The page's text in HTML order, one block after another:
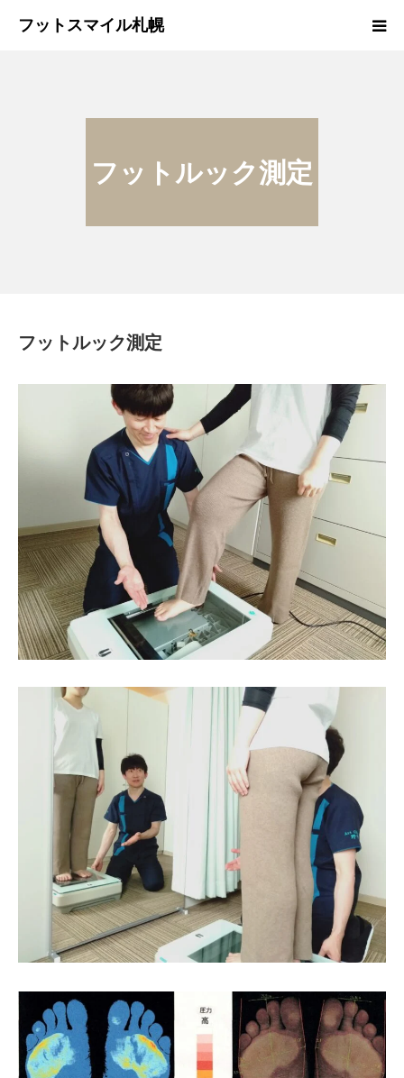
フットスマイル札幌
フットルック測定
フットルック測定
施 術 料 金
よくある質問